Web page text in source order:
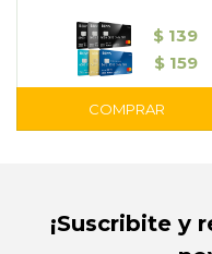
$ 139
$ 159
¡Suscribite y